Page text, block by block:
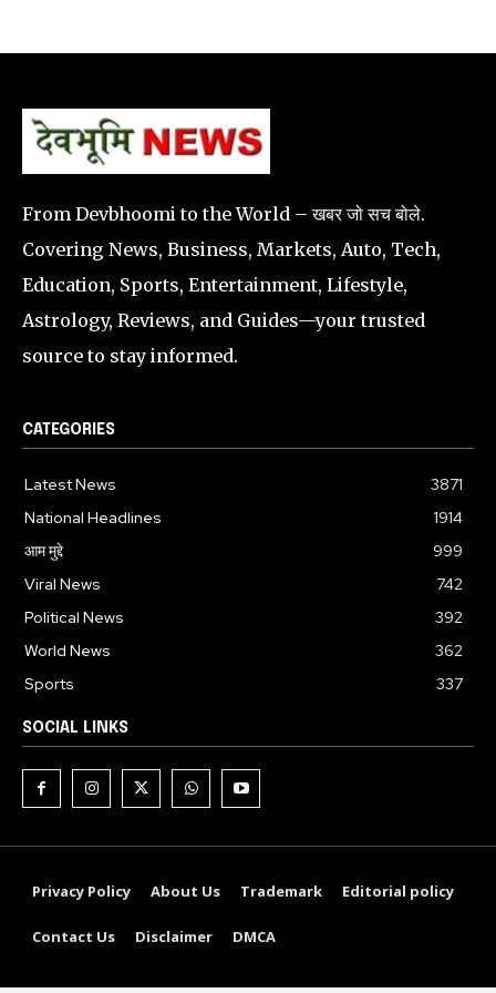
From Devbhoomi to the World – खबर जो सच बोले.
Covering News, Business, Markets, Auto, Tech,
Education, Sports, Entertainment, Lifestyle,
Astrology, Reviews, and Guides—your trusted
source to stay informed.
CATEGORIES
Latest News
3871
National Headlines
1914
आम मुद्दे
999
Viral News
742
Political News
392
World News
362
Sports
337
SOCIAL LINKS
Privacy Policy About Us Trademark Editorial policy
Contact Us Disclaimer DMCA